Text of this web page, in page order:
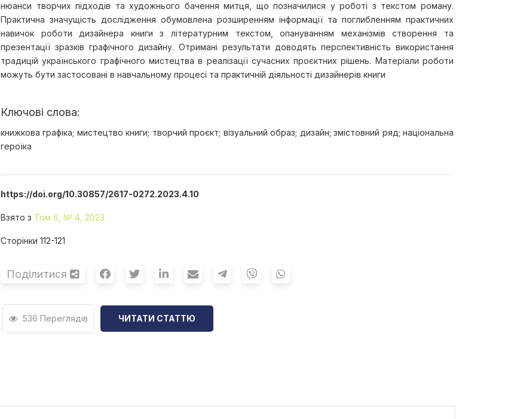
нюанси творчих підходів та художнього бачення митця, що позначилися у роботі з текстом роману.
Практична значущість дослідження обумовлена розширенням інформації та поглибленням практичних
навичок роботи дизайнера книги з літературним текстом, опануванням механізмів створення та
презентації зразків графічного дизайну. Отримані результати доводять перспективність використання
традицій українського графічного мистецтва в реалізації сучасних проєктних рішень. Матеріали роботи
можуть бути застосовані в навчальному процесі та практичній діяльності дизайнерів книги
Ключові слова:
книжкова графіка; мистецтво книги; творчий проєкт; візуальний образ; дизайн; змістовний ряд; національна
героїка
https://doi.org/10.30857/2617-0272.2023.4.10
Взято з Том 6, № 4, 2023
Сторінки 112-121
Поділитися
536 Переглядів ЧИТАТИ СТАТТЮ